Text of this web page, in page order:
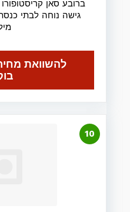
גישה נוחה לבתי
להשוואת
10